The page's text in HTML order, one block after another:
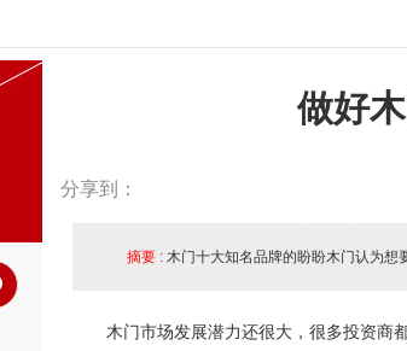
做好
分享到：
摘要 : 木门十大知名品牌的盼盼木门认为想
木门市场发展潜力还很大，很多投资商